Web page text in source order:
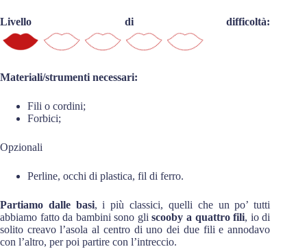
Livello di difficoltà:
Materiali/strumenti necessari:
Fili o cordini;
Forbici;
Opzionali
Perline, occhi di plastica, fil di ferro.
Partiamo dalle basi, i più classici, quelli che un po’ tutti
abbiamo fatto da bambini sono gliscooby a quattro fili, io di
solito creavo l’asola al centro di uno dei due fili e annodavo
con l’altro, per poi partire con l’intreccio.